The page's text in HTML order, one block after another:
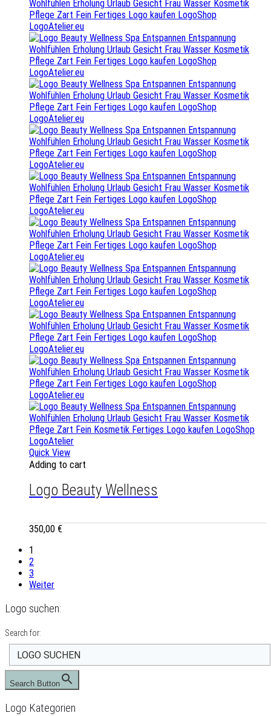
Quick View
Adding to cart
Logo Beauty Wellness
350,00 €
1
2
3
Weiter
Logo suchen:
Search for:
Search Button
Logo Kategorien